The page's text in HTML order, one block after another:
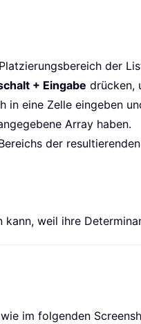
der
+ Eingabe drücken,
in eine Zelle eingeben
Array haben.
der
weil ihre
im folgenden